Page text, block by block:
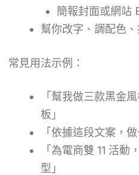
簡報封面或網站
幫你改字、調配色
常見用法示例：
「幫我做三款黑金
板」
「依據這段文案，
「為電商雙 11 活
型」